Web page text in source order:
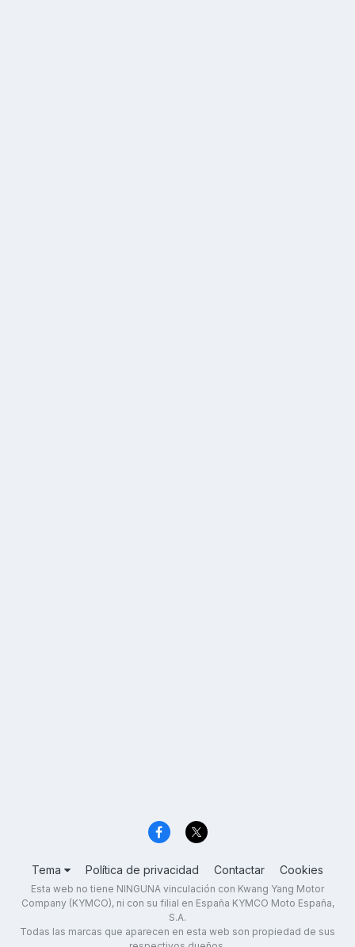
Tema Política de privacidad Contactar Cookies
Esta web no tiene NINGUNA vinculación con Kwang Yang Motor
Company (KYMCO), ni con su filial en España KYMCO Moto España,
S.A.
Todas las marcas que aparecen en esta web son propiedad de sus